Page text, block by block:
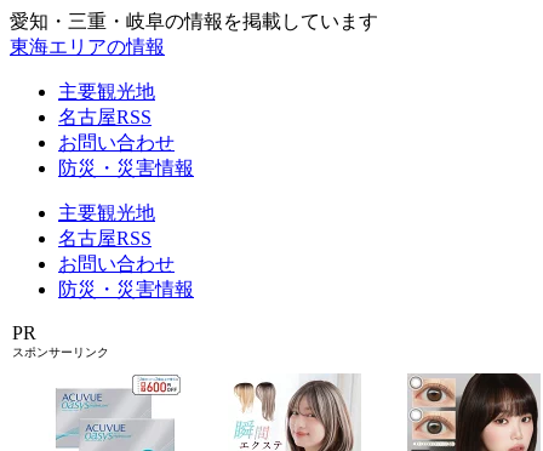
愛知・三重・岐阜の情報を掲載しています
東海エリアの情報
主要観光地
名古屋RSS
お問い合わせ
防災・災害情報
主要観光地
名古屋RSS
お問い合わせ
防災・災害情報
PR
スポンサーリンク